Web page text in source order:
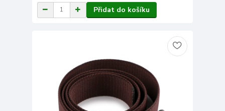
Přidat do košíku